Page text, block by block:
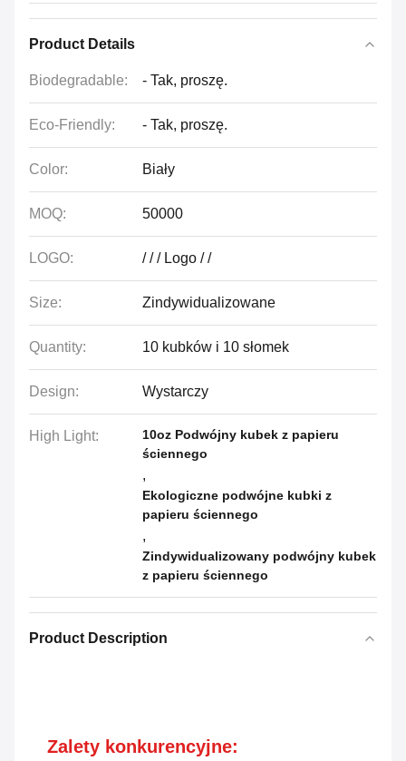
Product Details
Biodegradable: - Tak, proszę.
Eco-Friendly: - Tak, proszę.
Color: Biały
MOQ: 50000
LOGO: / / / Logo / /
Size: Zindywidualizowane
Quantity: 10 kubków i 10 słomek
Design: Wystarczy
High Light:
10oz Podwójny kubek z papieru
ściennego
,
Ekologiczne podwójne kubki z
papieru ściennego
,
Zindywidualizowany podwójny kubek
z papieru ściennego
Product Description
Zalety konkurencyjne: